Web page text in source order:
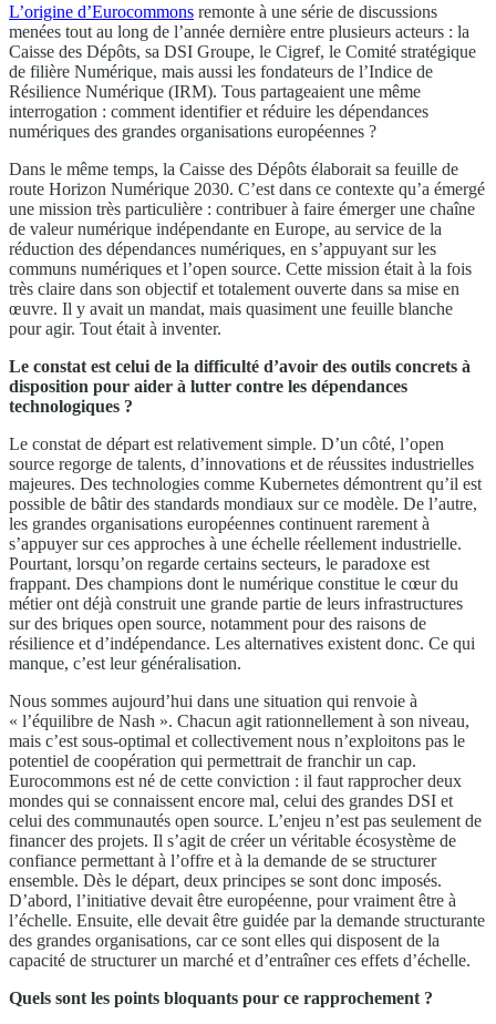
L’origine d’Eurocommons remonte à une série de discussions
menées tout au long de l’année dernière entre plusieurs acteurs : la
Caisse des Dépôts, sa DSI Groupe, le Cigref, le Comité stratégique
de filière Numérique, mais aussi les fondateurs de l’Indice de
Résilience Numérique (IRM). Tous partageaient une même
interrogation : comment identifier et réduire les dépendances
numériques des grandes organisations européennes ?
Dans le même temps, la Caisse des Dépôts élaborait sa feuille de
route Horizon Numérique 2030. C’est dans ce contexte qu’a émergé
une mission très particulière : contribuer à faire émerger une chaîne
de valeur numérique indépendante en Europe, au service de la
réduction des dépendances numériques, en s’appuyant sur les
communs numériques et l’open source. Cette mission était à la fois
très claire dans son objectif et totalement ouverte dans sa mise en
œuvre. Il y avait un mandat, mais quasiment une feuille blanche
pour agir. Tout était à inventer.
Le constat est celui de la difficulté d’avoir des outils concrets à
disposition pour aider à lutter contre les dépendances
technologiques ?
Le constat de départ est relativement simple. D’un côté, l’open
source regorge de talents, d’innovations et de réussites industrielles
majeures. Des technologies comme Kubernetes démontrent qu’il est
possible de bâtir des standards mondiaux sur ce modèle. De l’autre,
les grandes organisations européennes continuent rarement à
s’appuyer sur ces approches à une échelle réellement industrielle.
Pourtant, lorsqu’on regarde certains secteurs, le paradoxe est
frappant. Des champions dont le numérique constitue le cœur du
métier ont déjà construit une grande partie de leurs infrastructures
sur des briques open source, notamment pour des raisons de
résilience et d’indépendance. Les alternatives existent donc. Ce qui
manque, c’est leur généralisation.
Nous sommes aujourd’hui dans une situation qui renvoie à
« l’équilibre de Nash ». Chacun agit rationnellement à son niveau,
mais c’est sous-optimal et collectivement nous n’exploitons pas le
potentiel de coopération qui permettrait de franchir un cap.
Eurocommons est né de cette conviction : il faut rapprocher deux
mondes qui se connaissent encore mal, celui des grandes DSI et
celui des communautés open source. L’enjeu n’est pas seulement de
financer des projets. Il s’agit de créer un véritable écosystème de
confiance permettant à l’offre et à la demande de se structurer
ensemble. Dès le départ, deux principes se sont donc imposés.
D’abord, l’initiative devait être européenne, pour vraiment être à
l’échelle. Ensuite, elle devait être guidée par la demande structurante
des grandes organisations, car ce sont elles qui disposent de la
capacité de structurer un marché et d’entraîner ces effets d’échelle.
Quels sont les points bloquants pour ce rapprochement ?